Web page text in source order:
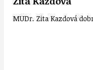
MUDr. Zita Kazdová